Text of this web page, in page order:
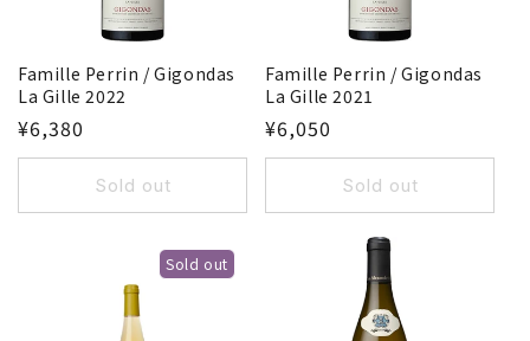
Famille Perrin / Gigondas
La Gille 2022
¥6,380
Sold out
Famille Perrin / Gigondas
La Gille 2021
¥6,050
Sold out
Sold out